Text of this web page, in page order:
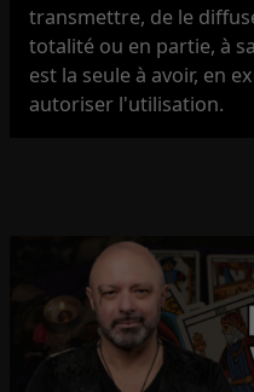
transmettre, de le
totalité ou en partie, à
est la seule à avoir, en
autoriser l'utilisation.